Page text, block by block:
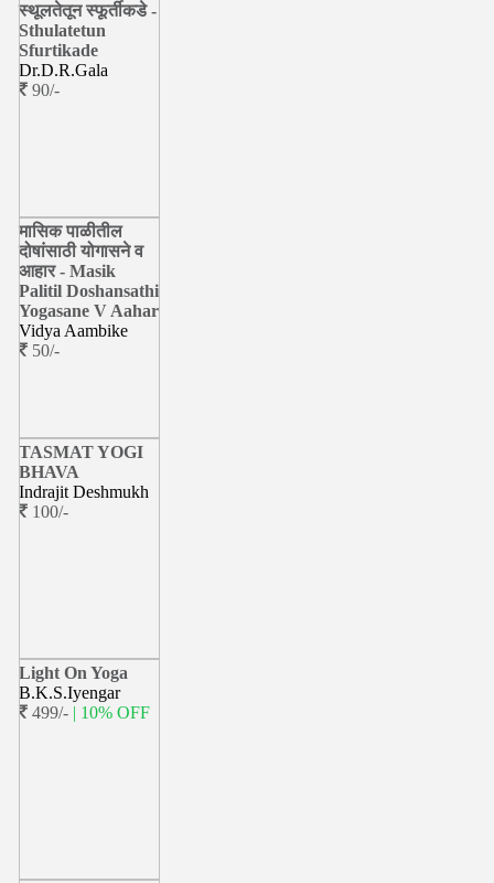
स्थूलतेतून स्फूर्तीकडे -
Sthulatetun
Sfurtikade
Dr.D.R.Gala
90/-
मासिक पाळीतील
दोषांसाठी योगासने व
आहार - Masik
Palitil Doshansathi
Yogasane V Aahar
Vidya Aambike
50/-
TASMAT YOGI
BHAVA
Indrajit Deshmukh
100/-
Light On Yoga
B.K.S.Iyengar
499/- | 10% OFF